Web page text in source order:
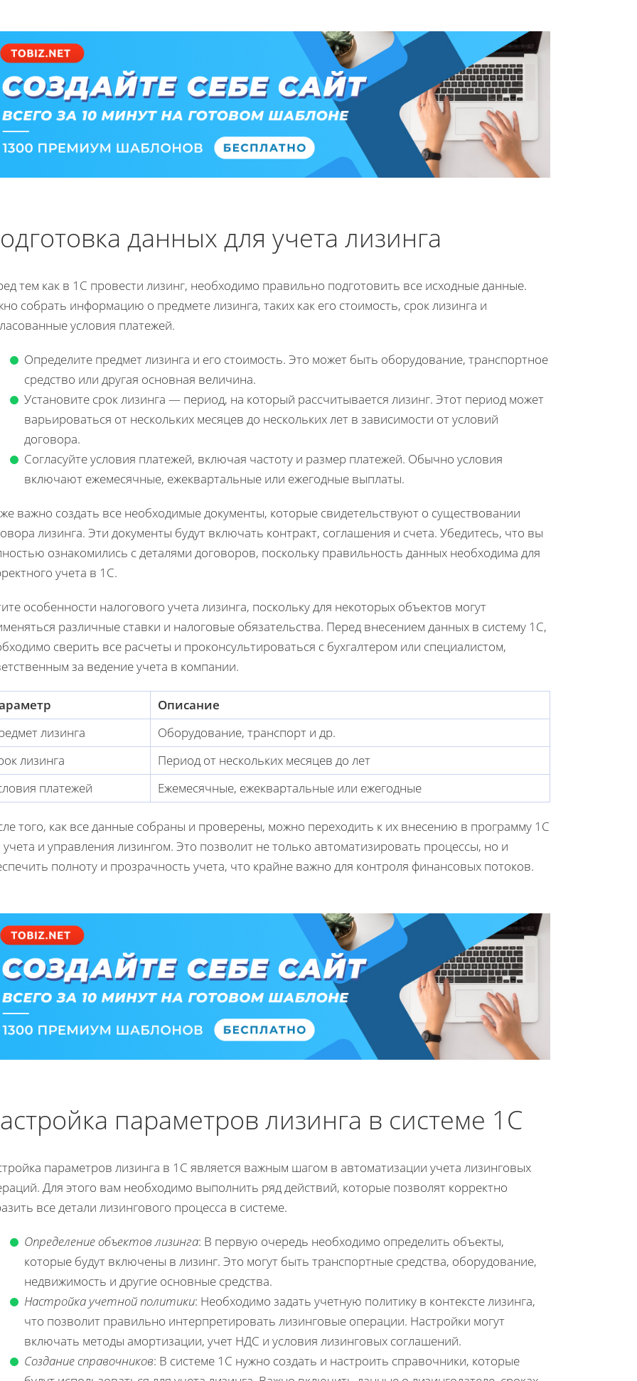
данных для учета лизинга
тем как в 1С провести лизинг, необходимо правильно подготовить все исходные данные.
собрать информацию о предмете лизинга, таких как его стоимость, срок лизинга и
условия платежей.
Определите предмет лизинга и его стоимость. Это может быть оборудование, транспортное
средство или другая основная величина.
Установите срок лизинга — период, на который рассчитывается лизинг. Этот период может
варьироваться от нескольких месяцев до нескольких лет в зависимости от условий
договора.
Согласуйте условия платежей, включая частоту и размер платежей. Обычно условия
включают ежемесячные, ежеквартальные или ежегодные выплаты.
важно создать все необходимые документы, которые свидетельствуют о существовании
лизинга. Эти документы будут включать контракт, соглашения и счета. Убедитесь, что вы
ознакомились с деталями договоров, поскольку правильность данных необходима для
учета в 1С.
особенности налогового учета лизинга, поскольку для некоторых объектов могут
различные ставки и налоговые обязательства. Перед внесением данных в систему 1С,
сверить все расчеты и проконсультироваться с бухгалтером или специалистом,
за ведение учета в компании.
Описание
лизинга
Оборудование, транспорт и др.
лизинга
Период от нескольких месяцев до лет
платежей
Ежемесячные, ежеквартальные или ежегодные
того, как все данные собраны и проверены, можно переходить к их внесению в программу 1С
учета и управления лизингом. Это позволит не только автоматизировать процессы, но и
полноту и прозрачность учета, что крайне важно для контроля финансовых потоков.
параметров лизинга в системе 1С
параметров лизинга в 1С является важным шагом в автоматизации учета лизинговых
Для этого вам необходимо выполнить ряд действий, которые позволят корректно
все детали лизингового процесса в системе.
Определение объектов лизинга: В первую очередь необходимо определить объекты,
которые будут включены в лизинг. Это могут быть транспортные средства, оборудование,
недвижимость и другие основные средства.
Настройка учетной политики: Необходимо задать учетную политику в контексте лизинга,
что позволит правильно интерпретировать лизинговые операции. Настройки могут
включать методы амортизации, учет НДС и условия лизинговых соглашений.
Создание справочников: В системе 1С нужно создать и настроить справочники, которые